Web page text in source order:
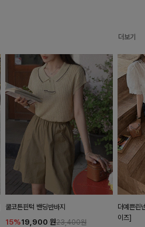
더보기
쿨코튼핀턱 밴딩반바지
15%19,900 원23,400원
더예쁜린
이즈]